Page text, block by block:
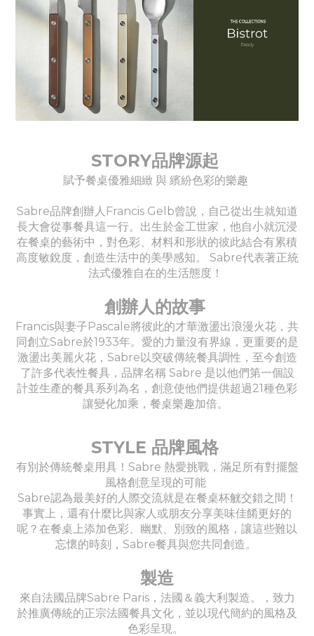
STORY品牌源起
賦予餐桌優雅細緻 與 繽紛色彩的樂趣
Sabre品牌創辦人Francis Gelb曾說，自己從出生就知道
長大會從事餐具這一行。出生於金工世家，他自小就沉浸
在餐桌的藝術中，對色彩、材料和形狀的彼此結合有累積
高度敏銳度，創造生活中的美學感知。 Sabre代表著正統
法式優雅自在的生活態度！
創辦人的故事
Francis與妻子Pascale將彼此的才華激盪出浪漫火花，共
同創立Sabre於1933年。愛的力量沒有界線，更重要的是
激盪出美麗火花，Sabre以突破傳統餐具調性，至今創造
了許多代表性餐具，品牌名稱 Sabre 是以他們第一個設
計並生產的餐具系列為名，創意使他們提供超過21種色彩
讓變化加乘，餐桌樂趣加倍。
STYLE 品牌風格
有別於傳統餐桌用具！Sabre 熱愛挑戰，滿足所有對擺盤
風格創意呈現的可能
Sabre認為最美好的人際交流就是在餐桌杯觥交錯之間！
事實上，還有什麼比與家人或朋友分享美味佳餚更好的
呢？在餐桌上添加色彩、幽默、別致的風格，讓這些難以
忘懷的時刻，Sabre餐具與您共同創造。
製造
來自法國品牌Sabre Paris，法國＆義大利製造。，致力
於推廣傳統的正宗法國餐具文化，並以現代簡約的風格及
色彩呈現。